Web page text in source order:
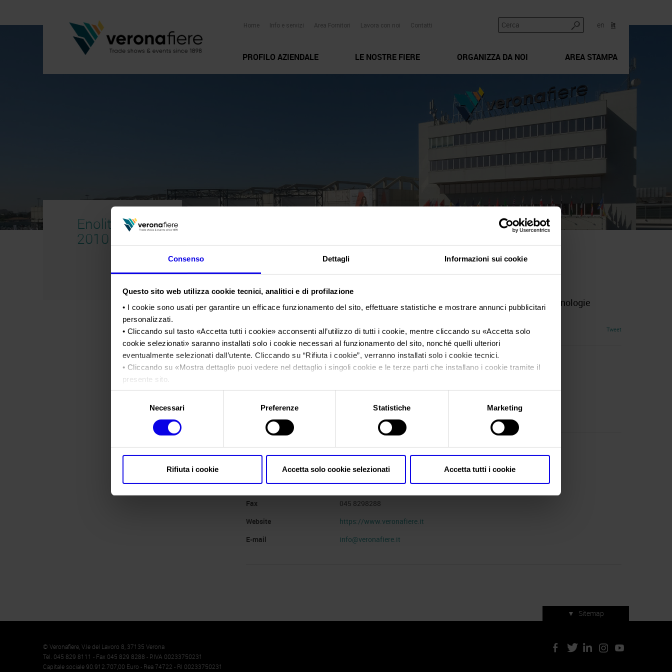
Consenso Dettagli Informazioni sui cookie
Questo sito web utilizza cookie tecnici, analitici e di profilazione
• I cookie sono usati per garantire un efficace funzionamento del sito, effettuare statistiche e mostrare annunci pubblicitari
personalizzati.
• Cliccando sul tasto «Accetta tutti i cookie» acconsenti all’utilizzo di tutti i cookie, mentre cliccando su «Accetta solo
cookie selezionati» saranno installati solo i cookie necessari al funzionamento del sito, nonché quelli ulteriori
eventualmente selezionati dall’utente. Cliccando su “Rifiuta i cookie”, verranno installati solo i cookie tecnici.
• Cliccando su «Mostra dettagli» puoi vedere nel dettaglio i singoli cookie e le terze parti che installano i cookie tramite il
presente sito.
•Clicca quiper visualizzare l'informativa sulla privacy.
Necessari Preferenze Statistiche Marketing
Rifiuta i cookie Accetta solo cookie selezionati Accetta tutti i cookie
en it
Home Info e servizi Area Fornitori Lavora con noi Contatti
PROFILO AZIENDALE LE NOSTRE FIERE ORGANIZZA DA NOI AREA STAMPA
Enolitech
2010
Enolitech
Salone Internazionale Delle Tecniche Per La Viticoltura, l`Enologia e Delle Tecnologie
Olivicole ed Olearie
Tweet
08/04/2010 - 12/04/2010
Segreteria organizzativa
VERONAFIERE
VIALE DEL LAVORO, 8 VERONA (VR)
Telefono
045 8298111
Fax
045 8298288
Website
https://www.veronafiere.it
E-mail
info@veronafiere.it
▼ Sitemap
Memento Servizi di manifestazione
© Veronafiere, V.le del Lavoro 8, 37135 Verona
Tel. 045 829 8111 - Fax 045 829 8288 - P.IVA 00233750231
Capitale sociale 90.912.707,00 Euro - Rea 74722 - RI 00233750231